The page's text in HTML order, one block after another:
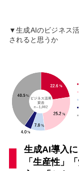
▼生成AIのビジネス
されると思うか
生成AI導入
「生産性」